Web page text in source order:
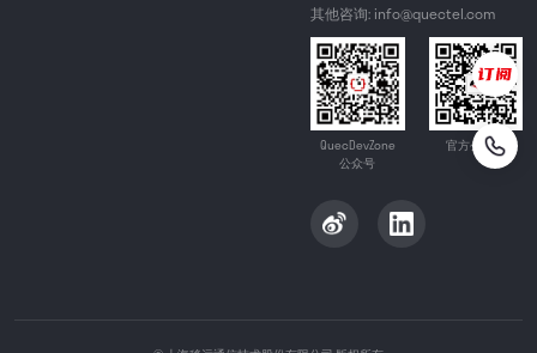
其他咨询: info@quectel.com
QuecDevZone
公众号
官方公众号